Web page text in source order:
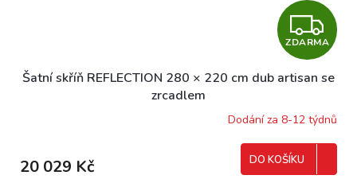
Z
D
A
R
ZDARMA
Šatní skříň REFLECTION 280 × 220 cm dub artisan se
zrcadlem
Dodání za 8-12 týdnů
20 029 Kč DO KOŠÍKU